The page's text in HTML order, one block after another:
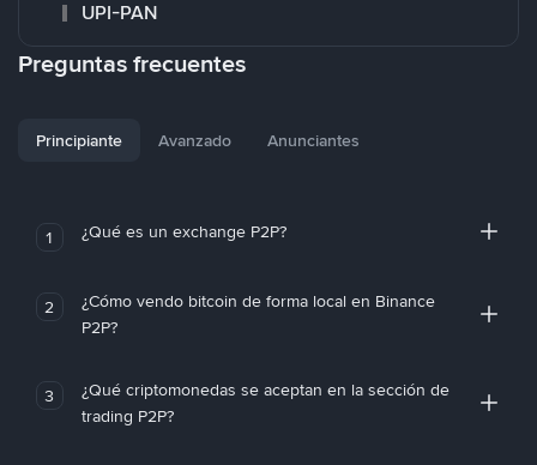
UPI-PAN
Preguntas frecuentes
Principiante Avanzado Anunciantes
1 ¿Qué es un exchange P2P?
2
¿Cómo vendo bitcoin de forma local en Binance
P2P?
3
¿Qué criptomonedas se aceptan en la sección de
trading P2P?